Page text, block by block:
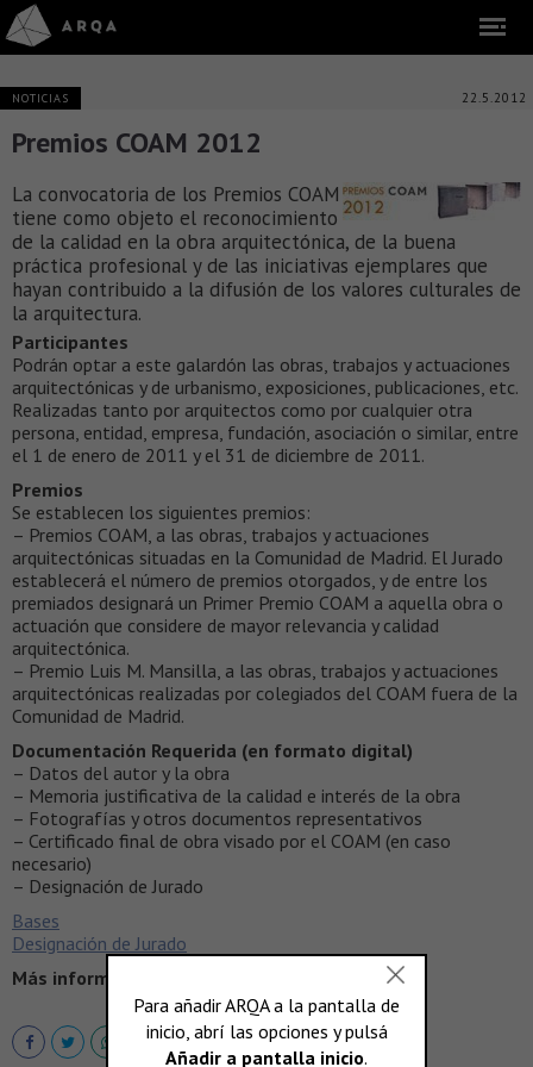
NOTICIAS 22.5.2012
Premios COAM 2012
La convocatoria de los Premios COAM
tiene como objeto el reconocimiento
de la calidad en la obra arquitectónica, de la buena
práctica profesional y de las iniciativas ejemplares que
hayan contribuido a la difusión de los valores culturales de
la arquitectura.
Participantes
Podrán optar a este galardón las obras, trabajos y actuaciones
arquitectónicas y de urbanismo, exposiciones, publicaciones, etc.
Realizadas tanto por arquitectos como por cualquier otra
persona, entidad, empresa, fundación, asociación o similar, entre
el 1 de enero de 2011 y el 31 de diciembre de 2011.
Premios
Se establecen los siguientes premios:
– Premios COAM, a las obras, trabajos y actuaciones
arquitectónicas situadas en la Comunidad de Madrid. El Jurado
establecerá el número de premios otorgados, y de entre los
premiados designará un Primer Premio COAM a aquella obra o
actuación que considere de mayor relevancia y calidad
arquitectónica.
– Premio Luis M. Mansilla, a las obras, trabajos y actuaciones
arquitectónicas realizadas por colegiados del COAM fuera de la
Comunidad de Madrid.
Documentación Requerida (en formato digital)
– Datos del autor y la obra
– Memoria justificativa de la calidad e interés de la obra
– Fotografías y otros documentos representativos
– Certificado final de obra visado por el COAM (en caso
necesario)
– Designación de Jurado
Bases
Designación de Jurado
Más información >